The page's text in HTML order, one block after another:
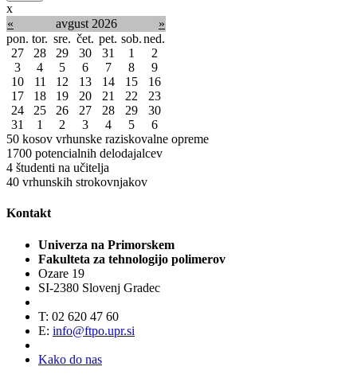
x
«
avgust 2026
»
pon. tor. sre. čet. pet. sob.ned.
27
28 29 30 31 1
2
3
4 5 6 7 8
9
10
11 12 13 14 15
16
17
18 19 20 21 22
23
24
25 26 27 28 29
30
31
1 2 3 4 5
6
50 kosov vrhunske raziskovalne opreme
1700 potencialnih delodajalcev
4 študenti na učitelja
40 vrhunskih strokovnjakov
Kontakt
Univerza na Primorskem
Fakulteta za tehnologijo polimerov
Ozare 19
SI-2380 Slovenj Gradec
T: 02 620 47 60
E: info@ftpo.upr.si
Kako do nas